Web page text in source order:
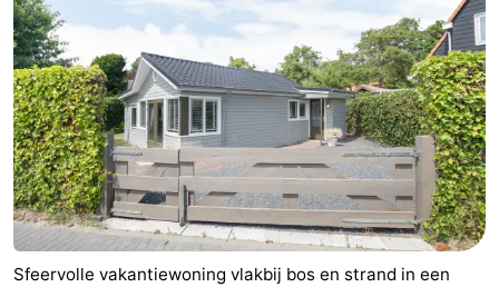
Sfeervolle vakantiewoning vlakbij bos en strand in een